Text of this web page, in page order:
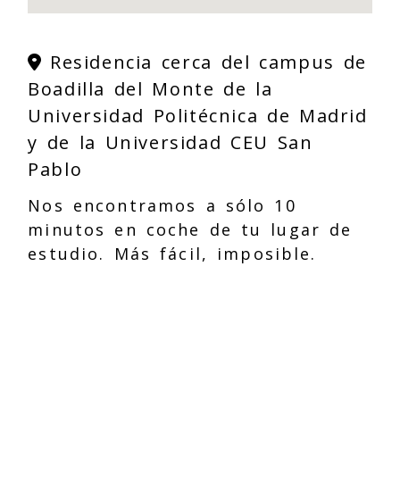
Residencia cerca del campus de
Boadilla del Monte de la
Universidad Politécnica de Madrid
y de la Universidad CEU San
Pablo
Nos encontramos a sólo 10
minutos en coche de tu lugar de
estudio. Más fácil, imposible.